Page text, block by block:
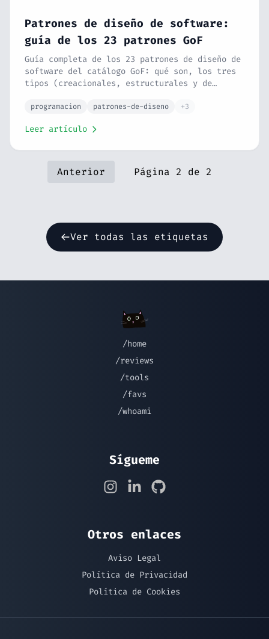
Patrones de diseño de software:
guía de los 23 patrones GoF
Guía completa de los 23 patrones de diseño de
software del catálogo GoF: qué son, los tres
tipos (creacionales, estructurales y de
relación con SOLID. Con enlaces a cada patrón
programacion patrones-de-diseno +3
Leer artículo
Anterior Página 2 de 2
Ver todas las etiquetas
/home
/reviews
/tools
/favs
/whoami
Sígueme
Otros enlaces
Aviso Legal
Política de Privacidad
Política de Cookies